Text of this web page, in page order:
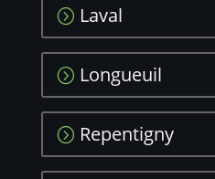
Laval
Longueuil
Repentigny